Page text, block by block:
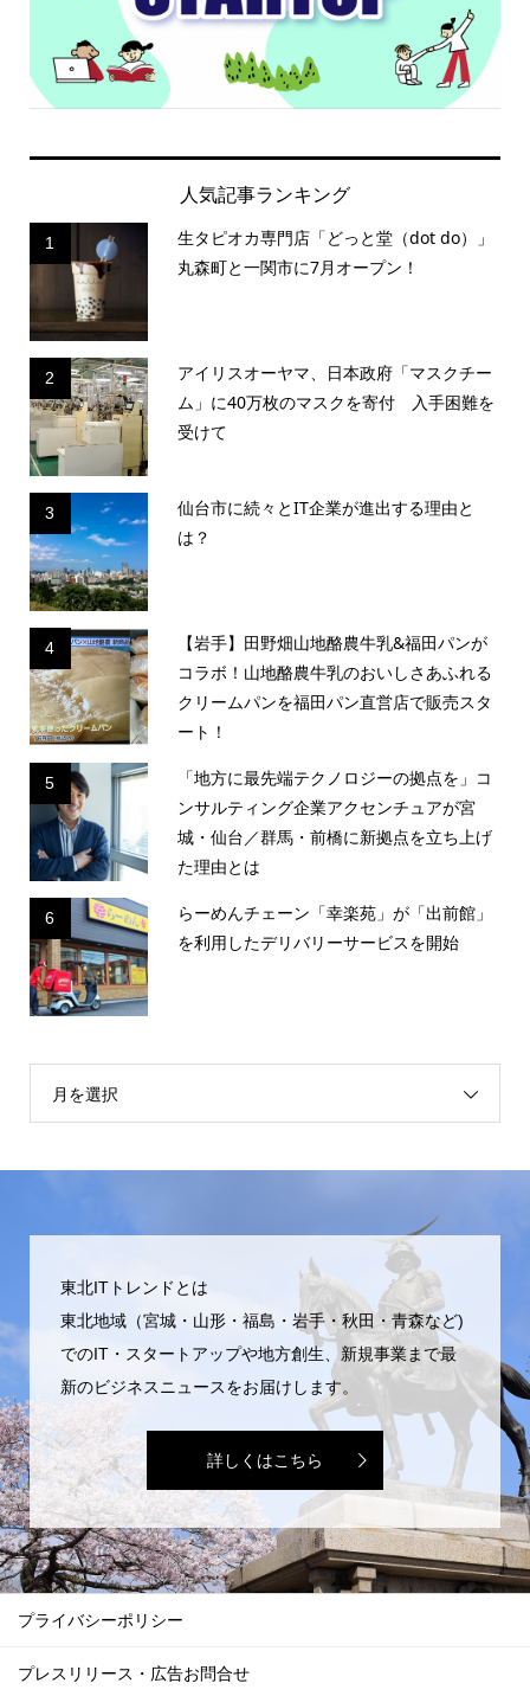
人気記事ランキング
1
生タピオカ専門店「どっと堂（dot do）」
丸森町と一関市に7月オープン！
2
アイリスオーヤマ、日本政府「マスクチー
ム」に40万枚のマスクを寄付 入手困難を
受けて
3
仙台市に続々とIT企業が進出する理由と
は？
4
【岩手】田野畑山地酪農牛乳&福田パンが
コラボ！山地酪農牛乳のおいしさあふれる
クリームパンを福田パン直営店で販売スタ
ート！
5
「地方に最先端テクノロジーの拠点を」コ
ンサルティング企業アクセンチュアが宮
城・仙台／群馬・前橋に新拠点を立ち上げ
た理由とは
6
らーめんチェーン「幸楽苑」が「出前館」
を利用したデリバリーサービスを開始
月を選択
東北ITトレンドとは
東北地域（宮城・山形・福島・岩手・秋田・青森など)
でのIT・スタートアップや地方創生、新規事業まで最
新のビジネスニュースをお届けします。
詳しくはこちら
プライバシーポリシー
プレスリリース・広告お問合せ